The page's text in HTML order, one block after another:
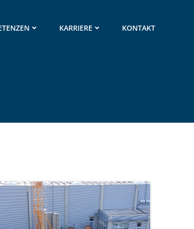
KARRIERE KONTAKT